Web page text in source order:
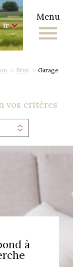
Menu
Langue
fr
Brux Garage
vos critères
à